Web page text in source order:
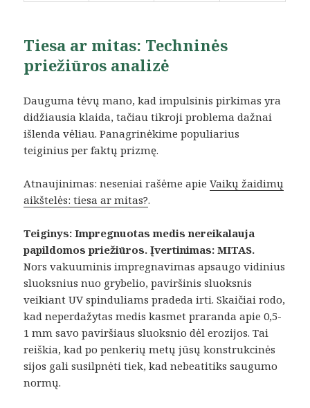
Tiesa ar mitas: Techninės
priežiūros analizė
Dauguma tėvų mano, kad impulsinis pirkimas yra
didžiausia klaida, tačiau tikroji problema dažnai
išlenda vėliau. Panagrinėkime populiarius
teiginius per faktų prizmę.
Atnaujinimas: neseniai rašėme apieVaikų žaidimų
aikštelės: tiesa ar mitas?.
Teiginys: Impregnuotas medis nereikalauja
papildomos priežiūros. Įvertinimas: MITAS.
Nors vakuuminis impregnavimas apsaugo vidinius
sluoksnius nuo grybelio, paviršinis sluoksnis
veikiant UV spinduliams pradeda irti. Skaičiai rodo,
kad neperdažytas medis kasmet praranda apie 0,5-
1 mm savo paviršiaus sluoksnio dėl erozijos. Tai
reiškia, kad po penkerių metų jūsų konstrukcinės
sijos gali susilpnėti tiek, kad nebeatitiks saugumo
normų.